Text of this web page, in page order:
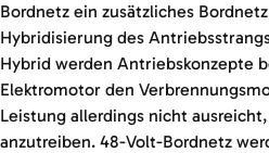
Bordnetz ein zusätzliches
Hybridisierung des
Hybrid werden Antriebskonzepte
Elektromotor den
Leistung allerdings nicht
anzutreiben. 48-Volt-Bordnetz